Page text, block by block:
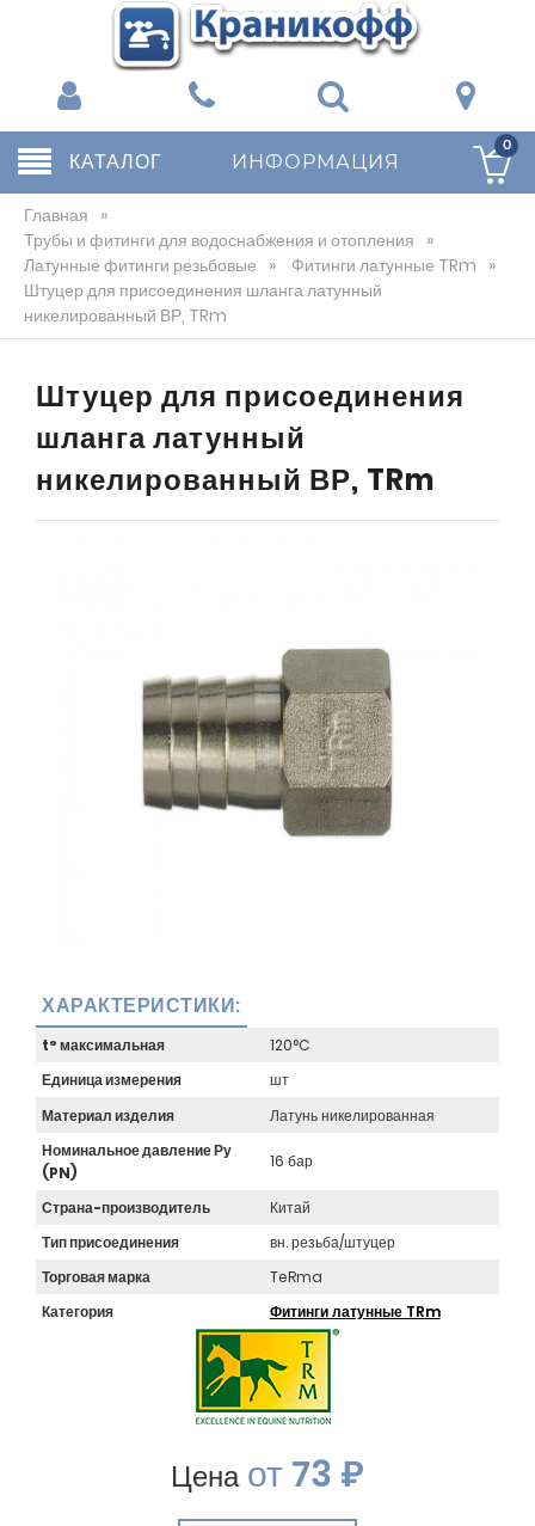
КАТАЛОГ ИНФОРМАЦИЯ
0
Главная »
Трубы и фитинги для водоснабжения и отопления »
Латунные фитинги резьбовые » Фитинги латунные TRm »
Штуцер для присоединения шланга латунный
никелированный ВР, TRm
Штуцер для присоединения
шланга латунный
никелированный ВР, TRm
ХАРАКТЕРИСТИКИ:
t° максимальная
120°C
Единица измерения
шт
Материал изделия
Латунь никелированная
Номинальное давление Ру
(PN)
16 бар
Страна-производитель
Китай
Тип присоединения
вн. резьба/штуцер
Торговая марка
TeRma
Категория
Фитинги латунные TRm
Ценаот73 ₽